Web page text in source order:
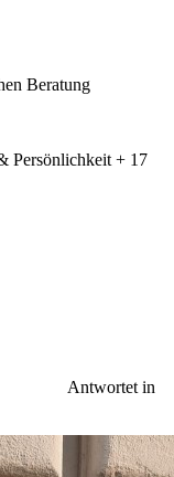
Beratung
Persönlichkeit + 17
Antwortet in